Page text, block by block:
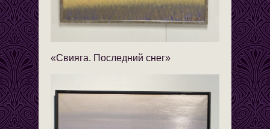
«Свияга. Последний снег»